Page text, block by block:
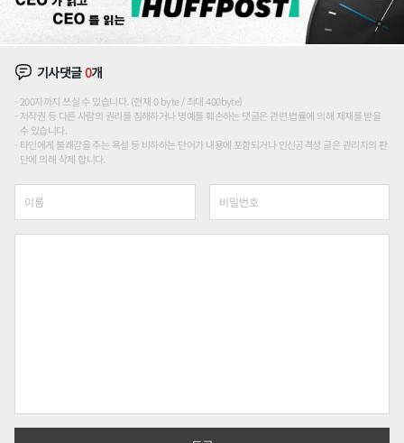
기사댓글0개
200자까지 쓰실 수 있습니다. (현재 0 byte / 최대 400byte)
저작권 등 다른 사람의 권리를 침해하거나 명예를 훼손하는 댓글은 관련 법률에 의해 제재를 받을
수 있습니다.
타인에게 불쾌감을 주는 욕설 등 비하하는 단어가 내용에 포함되거나 인신공격성 글은 관리자의 판
단에 의해 삭제 합니다.